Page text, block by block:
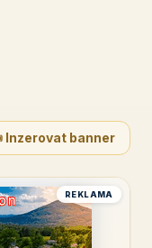
Inzerovat banner
REKLAMA